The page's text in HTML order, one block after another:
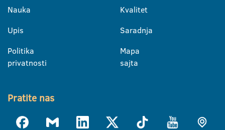
Nauka
Upis
Politika
privatnosti
Kvalitet
Saradnja
Mapa
sajta
Pratite nas